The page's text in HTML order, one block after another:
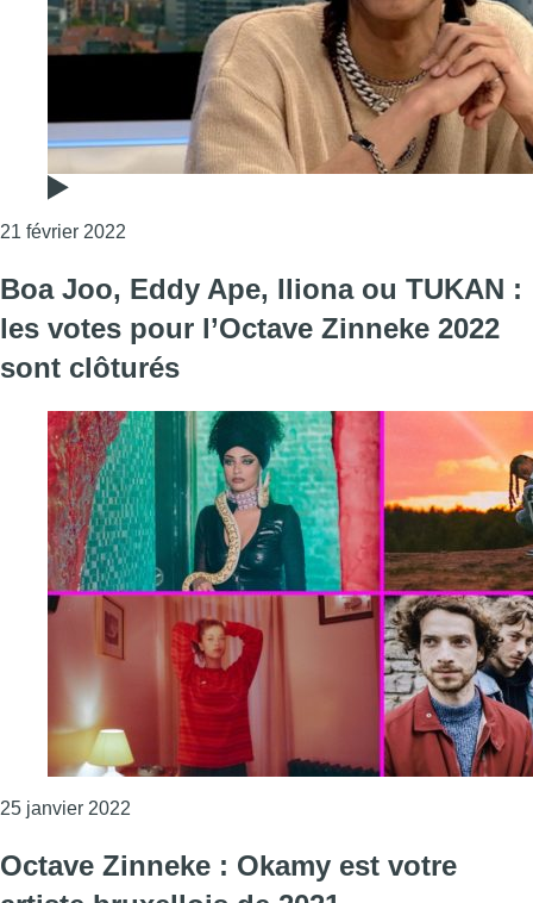
21 février 2022
Boa Joo, Eddy Ape, Iliona ou TUKAN :
les votes pour l’Octave Zinneke 2022
sont clôturés
25 janvier 2022
Octave Zinneke : Okamy est votre